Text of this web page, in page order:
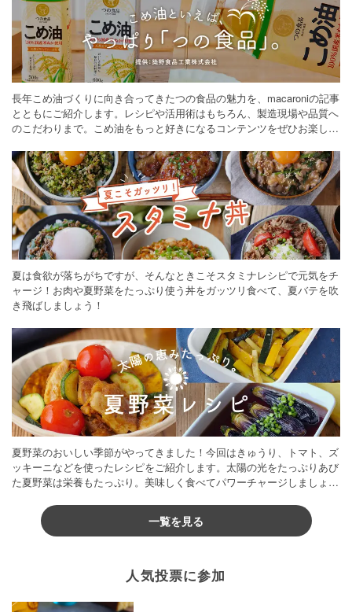
長年こめ油づくりに向き合ってきたつの食品の魅力を、macaroniの記事
とともにご紹介します。レシピや活用術はもちろん、製造現場や品質へ
のこだわりまで。こめ油をもっと好きになるコンテンツをぜひお楽しみ
夏は食欲が落ちがちですが、そんなときこそスタミナレシピで元気をチ
ャージ！お肉や夏野菜をたっぷり使う丼をガッツリ食べて、夏バテを吹
き飛ばしましょう！
夏野菜のおいしい季節がやってきました！今回はきゅうり、トマト、ズ
ッキーニなどを使ったレシピをご紹介します。太陽の光をたっぷりあび
た夏野菜は栄養もたっぷり。美味しく食べてパワーチャージしましょう
一覧を見る
人気投票に参加